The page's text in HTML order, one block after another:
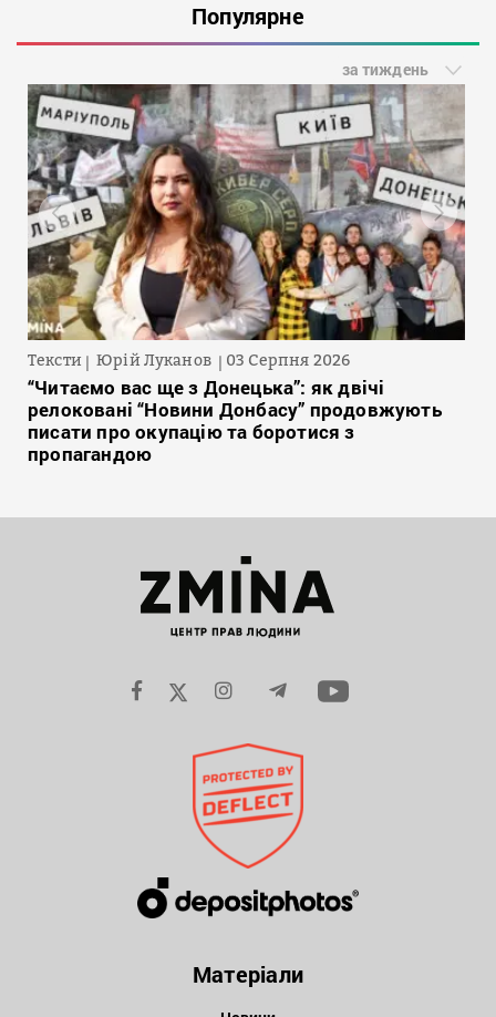
Популярне
за тиждень
Тексти Юрій Луканов 03 Серпня 2026
“Читаємо вас ще з Донецька”: як двічі
релоковані “Новини Донбасу” продовжують
писати про окупацію та боротися з
пропагандою
Матеріали